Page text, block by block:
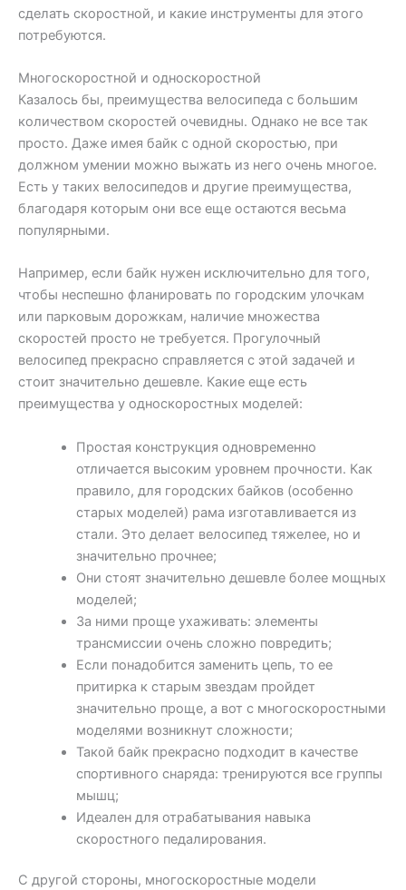
сделать скоростной, и какие инструменты для этого
потребуются.
Многоскоростной и односкоростной
Казалось бы, преимущества велосипеда с большим
количеством скоростей очевидны. Однако не все так
просто. Даже имея байк с одной скоростью, при
должном умении можно выжать из него очень многое.
Есть у таких велосипедов и другие преимущества,
благодаря которым они все еще остаются весьма
популярными.
Например, если байк нужен исключительно для того,
чтобы неспешно фланировать по городским улочкам
или парковым дорожкам, наличие множества
скоростей просто не требуется. Прогулочный
велосипед прекрасно справляется с этой задачей и
стоит значительно дешевле. Какие еще есть
преимущества у односкоростных моделей:
Простая конструкция одновременно
отличается высоким уровнем прочности. Как
правило, для городских байков (особенно
старых моделей) рама изготавливается из
стали. Это делает велосипед тяжелее, но и
значительно прочнее;
Они стоят значительно дешевле более мощных
моделей;
За ними проще ухаживать: элементы
трансмиссии очень сложно повредить;
Если понадобится заменить цепь, то ее
притирка к старым звездам пройдет
значительно проще, а вот с многоскоростными
моделями возникнут сложности;
Такой байк прекрасно подходит в качестве
спортивного снаряда: тренируются все группы
мышц;
Идеален для отрабатывания навыка
скоростного педалирования.
С другой стороны, многоскоростные модели